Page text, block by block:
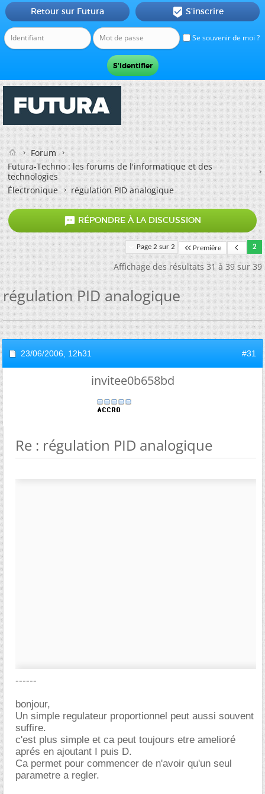
Se souvenir de moi ?
Retour sur Futura  S'inscrire
Forum
Futura-Techno : les forums de l'informatique et des
technologies
Électronique
régulation PID analogique
 RÉPONDRE À LA DISCUSSION
Page 2 sur 2 Première 2
Affichage des résultats 31 à 39 sur 39
régulation PID analogique
23/06/2006, 12h31 #31
invitee0b658bd
Re : régulation PID analogique
------
bonjour,
Un simple regulateur proportionnel peut aussi souvent
suffire.
c'est plus simple et ca peut toujours etre amelioré
aprés en ajoutant I puis D.
Ca permet pour commencer de n'avoir qu'un seul
parametre a regler.